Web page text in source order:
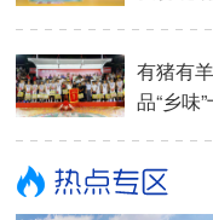
有猪有
品“乡味